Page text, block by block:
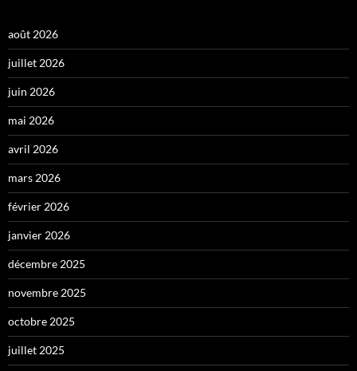
août 2026
juillet 2026
juin 2026
mai 2026
avril 2026
mars 2026
février 2026
janvier 2026
décembre 2025
novembre 2025
octobre 2025
juillet 2025